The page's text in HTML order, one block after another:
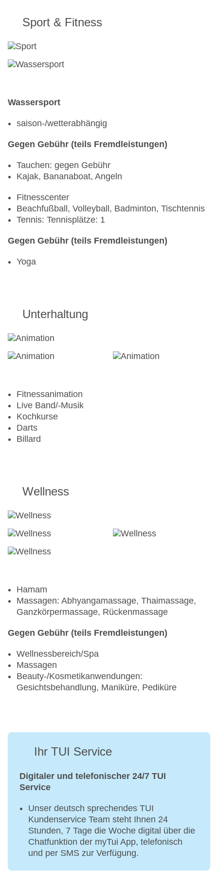
Sport & Fitness
Wassersport
saison-/wetterabhängig
Gegen Gebühr (teils Fremdleistungen)
Tauchen: gegen Gebühr
Kajak, Bananaboat, Angeln
Fitnesscenter
Beachfußball, Volleyball, Badminton, Tischtennis
Tennis: Tennisplätze: 1
Gegen Gebühr (teils Fremdleistungen)
Yoga
Unterhaltung
Fitnessanimation
Live Band/-Musik
Kochkurse
Darts
Billard
Wellness
Hamam
Massagen: Abhyangamassage, Thaimassage,
Ganzkörpermassage, Rückenmassage
Gegen Gebühr (teils Fremdleistungen)
Wellnessbereich/Spa
Massagen
Beauty-/Kosmetikanwendungen:
Gesichtsbehandlung, Maniküre, Pediküre
Ihr TUI Service
Digitaler und telefonischer 24/7 TUI
Service
Unser deutsch sprechendes TUI
Kundenservice Team steht Ihnen 24
Stunden, 7 Tage die Woche digital über die
Chatfunktion der myTui App, telefonisch
und per SMS zur Verfügung.